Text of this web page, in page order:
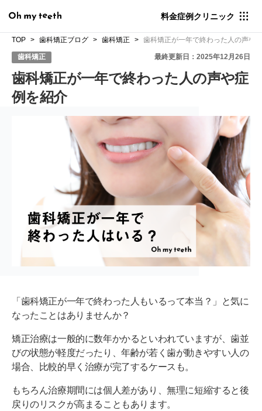
料金症例クリニック
TOP 歯科矯正ブログ 歯科矯正 歯科矯正が一年で終わった人の声や
歯科矯正 最終更新日：2025年12月26日
歯科矯正が一年で終わった人の声や症
例を紹介
「歯科矯正が一年で終わった人もいるって本当？」と気に
なったことはありませんか？
矯正治療は一般的に数年かかるといわれていますが、歯並
びの状態が軽度だったり、年齢が若く歯が動きやすい人の
場合、比較的早く治療が完了するケースも。
もちろん治療期間には個人差があり、無理に短縮すると後
戻りのリスクが高まることもあります。